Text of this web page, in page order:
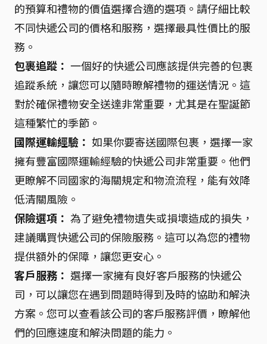
的預算和禮物的價值選擇合適的選項。請仔細比較
不同快遞公司的價格和服務，選擇最具性價比的服
務。
包裹追蹤： 一個好的快遞公司應該提供完善的包裹
追蹤系統，讓您可以隨時瞭解禮物的運送情況。這
對於確保禮物安全送達非常重要，尤其是在聖誕節
這種繁忙的季節。
國際運輸經驗： 如果你要寄送國際包裹，選擇一家
擁有豐富國際運輸經驗的快遞公司非常重要。他們
更瞭解不同國家的海關規定和物流流程，能有效降
低清關風險。
保險選項： 為了避免禮物遺失或損壞造成的損失，
建議購買快遞公司的保險服務。這可以為您的禮物
提供額外的保障，讓您更安心。
客戶服務： 選擇一家擁有良好客戶服務的快遞公
司，可以讓您在遇到問題時得到及時的協助和解決
方案。您可以查看該公司的客戶服務評價，瞭解他
們的回應速度和解決問題的能力。